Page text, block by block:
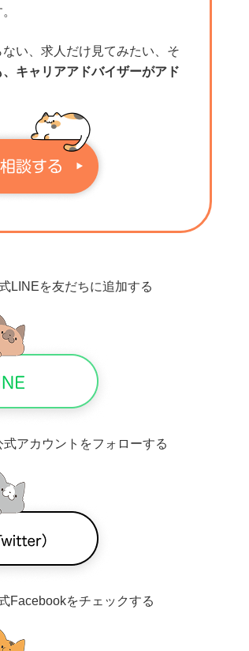
い、求人だけ見てみたい、そ
キャリアアドバイザーがアド
LINEを友だちに追加する
アカウントをフォローする
Facebookをチェックする